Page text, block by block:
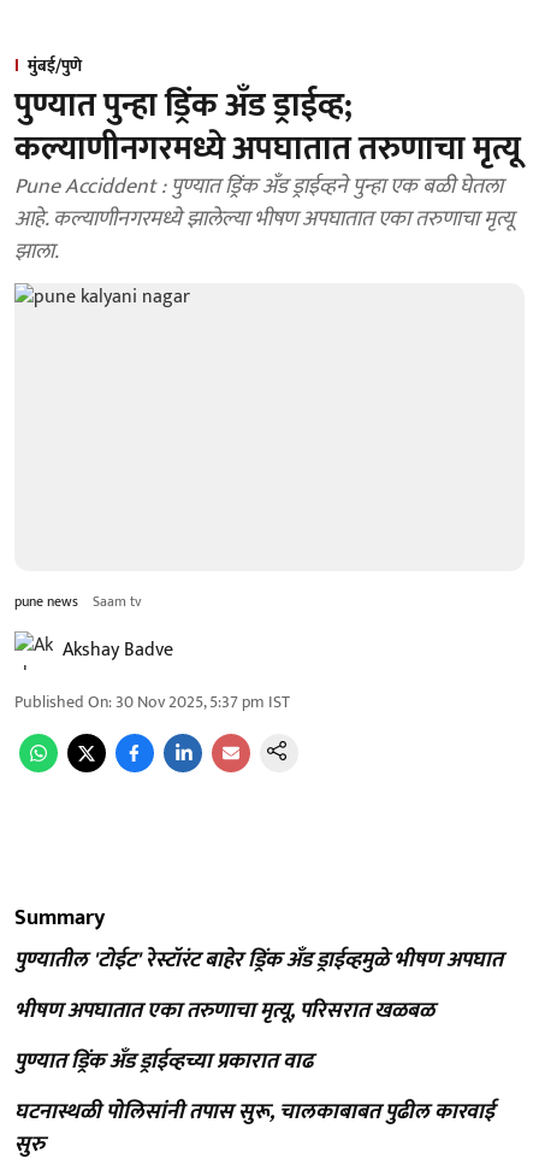
मुंबई/पुणे
पुण्यात पुन्हा ड्रिंक अँड ड्राईव्ह;
कल्याणीनगरमध्ये अपघातात तरुणाचा मृत्यू
Pune Acciddent : पुण्यात ड्रिंक अँड ड्राईव्हने पुन्हा एक बळी घेतला
आहे. कल्याणीनगरमध्ये झालेल्या भीषण अपघातात एका तरुणाचा मृत्यू
झाला.
pune news Saam tv
Akshay Badve
Published On:30 Nov 2025, 5:37 pm IST
Summary
पुण्यातील 'टोईट' रेस्टॉरंट बाहेर ड्रिंक अँड ड्राईव्हमुळे भीषण अपघात
भीषण अपघातात एका तरुणाचा मृत्यू, परिसरात खळबळ
पुण्यात ड्रिंक अँड ड्राईव्हच्या प्रकारात वाढ
घटनास्थळी पोलिसांनी तपास सुरू, चालकाबाबत पुढील कारवाई
सुरु